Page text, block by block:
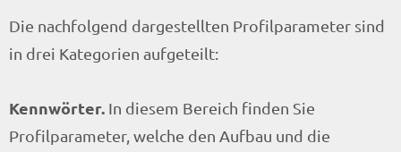
Die nachfolgend dargestellten Profilparameter sind
in drei Kategorien aufgeteilt:
Kennwörter. In diesem Bereich finden Sie
Profilparameter, welche den Aufbau und die